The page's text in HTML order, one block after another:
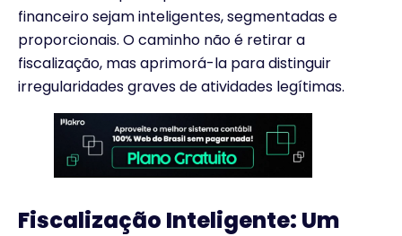
financeiro sejam inteligentes, segmentadas e
proporcionais. O caminho não é retirar a
fiscalização, mas aprimorá-la para distinguir
irregularidades graves de atividades legítimas.
Fiscalização Inteligente: Um